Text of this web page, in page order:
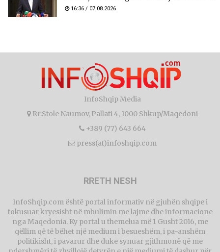
16:36 / 07.08.2026
InfoShqip Media
Rr.Stole Naumov, Pallati 4, 1000 Shkup/Maqedoni
+389 (77) 643 664
press(at)infoshqip.com
RRETH NESH
InfoShqip.com është portal informativ në gjuhën shqipe i
fokusuar kryesisht në mbulimin me lajme dhe informacione
nga Maqedonia. Ky portal u themelua më 1 Gusht 2016, me
qëllim që të bëhet një medium i besueshëm, i pa-anshëm
politikisht, i pavarur dhe duke synuar gjithmonë që me